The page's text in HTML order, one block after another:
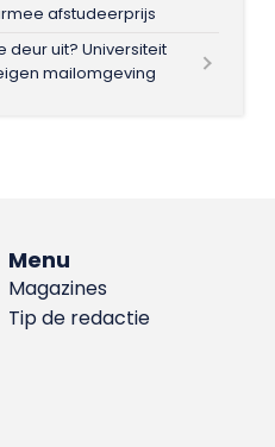
afstudeerprijs
deur uit? Universiteit
mailomgeving
Menu
Magazines
Tip de redactie